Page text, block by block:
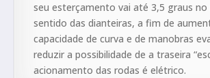
seu esterçamento vai até 3,5 graus
sentido das dianteiras, a fim de
capacidade de curva e de manobras
reduzir a possibilidade de a traseira
acionamento das rodas é elétrico.